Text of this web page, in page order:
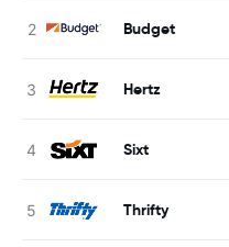
Budget
Hertz
Sixt
Thrifty